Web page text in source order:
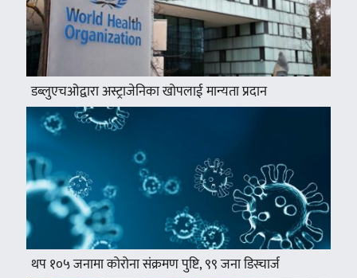
डब्लुएचओद्वारा अस्ट्राजेनिका खोपलाई मान्यता प्रदान
थप १०५ जनामा कोरोना संक्रमण पुष्टि, ९९ जना डिस्चार्ज